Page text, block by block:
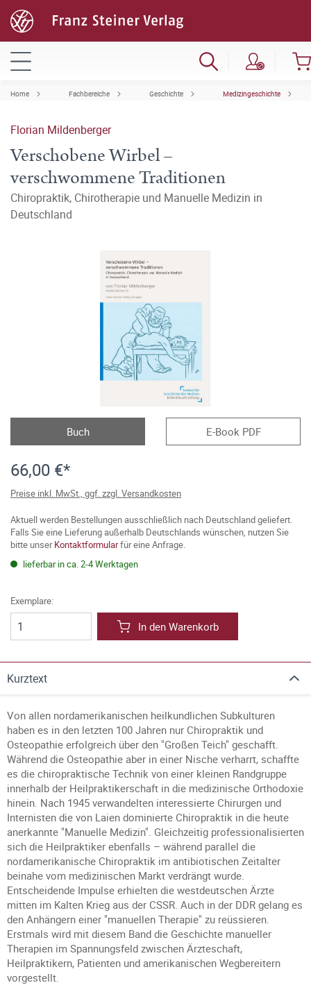
Home Fachbereiche Geschichte Medizingeschichte
Florian Mildenberger
Verschobene Wirbel –
verschwommene Traditionen
Chiropraktik, Chirotherapie und Manuelle Medizin in
Deutschland
Buch E-Book PDF
66,00 €*
Preise inkl. MwSt., ggf. zzgl. Versandkosten
Aktuell werden Bestellungen ausschließlich nach Deutschland geliefert.
Falls Sie eine Lieferung außerhalb Deutschlands wünschen, nutzen Sie
bitte unserKontaktformularfür eine Anfrage.
lieferbar in ca. 2-4 Werktagen
Exemplare:
In den Warenkorb
Kurztext
Von allen nordamerikanischen heilkundlichen Subkulturen
haben es in den letzten 100 Jahren nur Chiropraktik und
Osteopathie erfolgreich über den "Großen Teich" geschafft.
Während die Osteopathie aber in einer Nische verharrt, schaffte
es die chiropraktische Technik von einer kleinen Randgruppe
innerhalb der Heilpraktikerschaft in die medizinische Orthodoxie
hinein. Nach 1945 verwandelten interessierte Chirurgen und
Internisten die von Laien dominierte Chiropraktik in die heute
anerkannte "Manuelle Medizin". Gleichzeitig professionalisierten
sich die Heilpraktiker ebenfalls – während parallel die
nordamerikanische Chiropraktik im antibiotischen Zeitalter
beinahe vom medizinischen Markt verdrängt wurde.
Entscheidende Impulse erhielten die westdeutschen Ärzte
mitten im Kalten Krieg aus der CSSR. Auch in der DDR gelang es
den Anhängern einer "manuellen Therapie" zu reüssieren.
Erstmals wird mit diesem Band die Geschichte manueller
Therapien im Spannungsfeld zwischen Ärzteschaft,
Heilpraktikern, Patienten und amerikanischen Wegbereitern
vorgestellt.